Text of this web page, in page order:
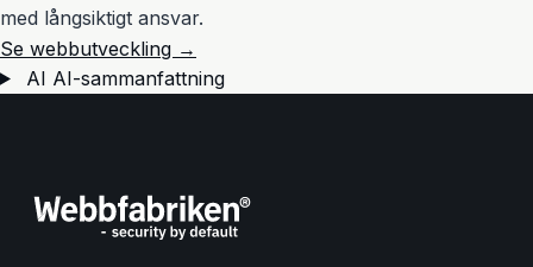
med långsiktigt ansvar.
Se webbutveckling →
AI AI-sammanfattning